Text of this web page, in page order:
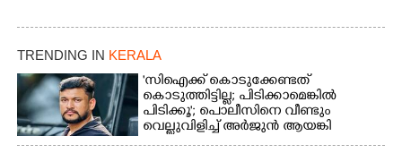
TRENDING IN KERALA
'സിഐക്ക് കൊടുക്കേണ്ടത്
കൊടുത്തിട്ടില്ല; പിടിക്കാമെങ്കിൽ
പിടിക്കൂ'; പൊലീസിനെ വീണ്ടും
വെല്ലുവിളിച്ച് അർജുൻ ആയങ്കി